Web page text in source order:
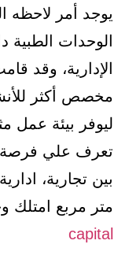
يوجد أمر لاحظه
الإدارية، وقد
مخصص أكثر
ليوفر بيئة عمل
تعرف علي فرصة
متر مربع امتلك
capital